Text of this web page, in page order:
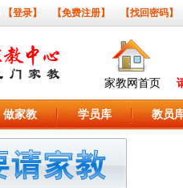
【登录】 【免费注册】 【找回密码】
家教网首页
做家教 学员库 教员